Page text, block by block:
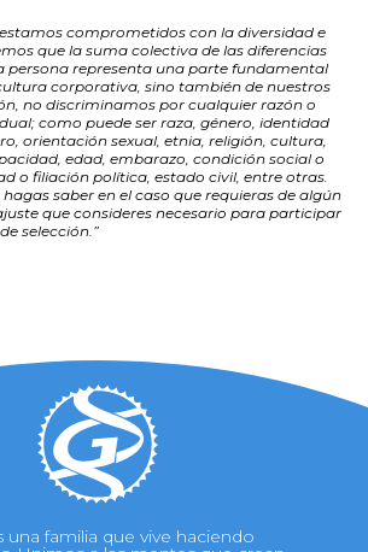
comprometidos con la diversidad e
que la suma colectiva de las diferencias
persona representa una parte fundamental
corporativa, sino también de nuestros
no discriminamos por cualquier razón o
como puede ser raza, género, identidad
orientación sexual, etnia, religión, cultura,
edad, embarazo, condición social o
o filiación política, estado civil, entre otras.
saber en el caso que requieras de algún
que consideres necesario para participar
selección.”
una familia que vive haciendo